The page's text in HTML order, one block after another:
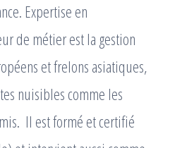
Expertise en
de métier est la gestion
et frelons asiatiques,
nuisibles comme les
Il est formé et certifié